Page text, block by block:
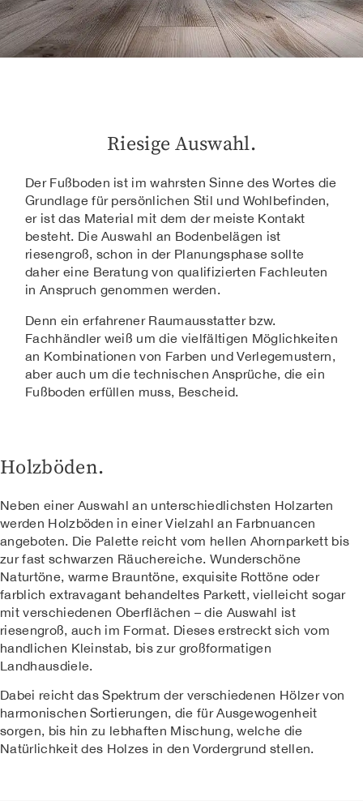
Riesige Auswahl.
Der Fußboden ist im wahrsten Sinne des Wortes die
Grundlage für persönlichen Stil und Wohlbefinden,
er ist das Material mit dem der meiste Kontakt
besteht. Die Auswahl an Bodenbelägen ist
riesengroß, schon in der Planungsphase sollte
daher eine Beratung von qualifizierten Fachleuten
in Anspruch genommen werden.
Denn ein erfahrener Raumausstatter bzw.
Fachhändler weiß um die vielfältigen Möglichkeiten
an Kombinationen von Farben und Verlegemustern,
aber auch um die technischen Ansprüche, die ein
Fußboden erfüllen muss, Bescheid.
Holzböden.
Neben einer Auswahl an unterschiedlichsten Holzarten
werden Holzböden in einer Vielzahl an Farbnuancen
angeboten. Die Palette reicht vom hellen Ahornparkett bis
zur fast schwarzen Räuchereiche. Wunderschöne
Naturtöne, warme Brauntöne, exquisite Rottöne oder
farblich extravagant behandeltes Parkett, vielleicht sogar
mit verschiedenen Oberflächen – die Auswahl ist
riesengroß, auch im Format. Dieses erstreckt sich vom
handlichen Kleinstab, bis zur großformatigen
Landhausdiele.
Dabei reicht das Spektrum der verschiedenen Hölzer von
harmonischen Sortierungen, die für Ausgewogenheit
sorgen, bis hin zu lebhaften Mischung, welche die
Natürlichkeit des Holzes in den Vordergrund stellen.